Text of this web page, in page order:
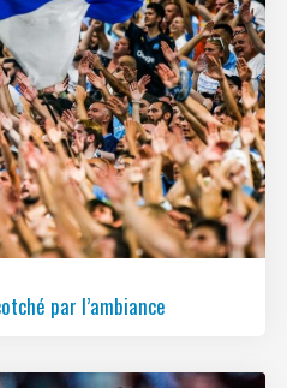
par l’ambiance